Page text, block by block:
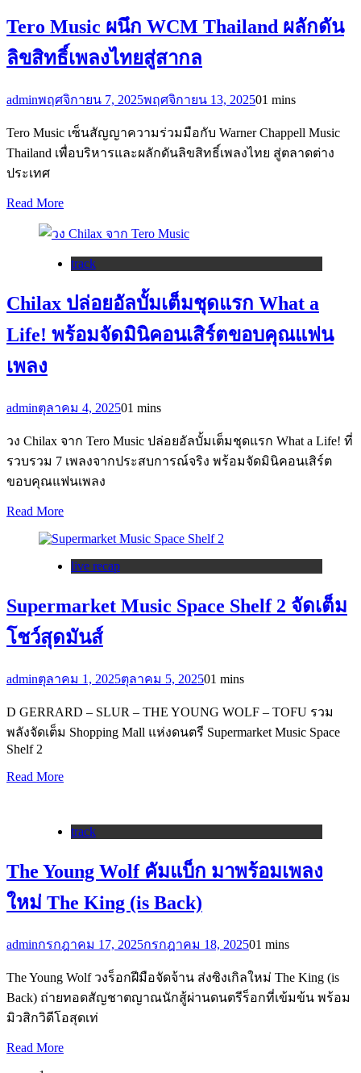
Tero Music ผนึก WCM Thailand ผลักดัน
ลิขสิทธิ์เพลงไทยสู่สากล
adminพฤศจิกายน 7, 2025พฤศจิกายน 13, 202501 mins
Tero Music เซ็นสัญญาความร่วมมือกับ Warner Chappell Music
Thailand เพื่อบริหารและผลักดันลิขสิทธิ์เพลงไทย สู่ตลาดต่าง
ประเทศ
Read More
track
Chilax ปล่อยอัลบั้มเต็มชุดแรก What a
Life! พร้อมจัดมินิคอนเสิร์ตขอบคุณแฟน
เพลง
adminตุลาคม 4, 202501 mins
วง Chilax จาก Tero Music ปล่อยอัลบั้มเต็มชุดแรก What a Life! ที่
รวบรวม 7 เพลงจากประสบการณ์จริง พร้อมจัดมินิคอนเสิร์ต
ขอบคุณแฟนเพลง
Read More
live recap
Supermarket Music Space Shelf 2 จัดเต็ม
โชว์สุดมันส์
adminตุลาคม 1, 2025ตุลาคม 5, 202501 mins
D GERRARD – SLUR – THE YOUNG WOLF – TOFU รวม
พลังจัดเต็ม Shopping Mall แห่งดนตรี Supermarket Music Space
Shelf 2
Read More
track
The Young Wolf คัมแบ็ก มาพร้อมเพลง
ใหม่ The King (is Back)
adminกรกฎาคม 17, 2025กรกฎาคม 18, 202501 mins
The Young Wolf วงร็อกฝีมือจัดจ้าน ส่งซิงเกิลใหม่ The King (is
Back) ถ่ายทอดสัญชาตญาณนักสู้ผ่านดนตรีร็อกที่เข้มข้น พร้อม
มิวสิกวิดีโอสุดเท่
Read More